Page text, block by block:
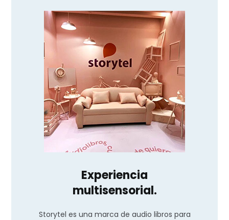
Experiencia
multisensorial.
Storytel es una marca de audio libros para